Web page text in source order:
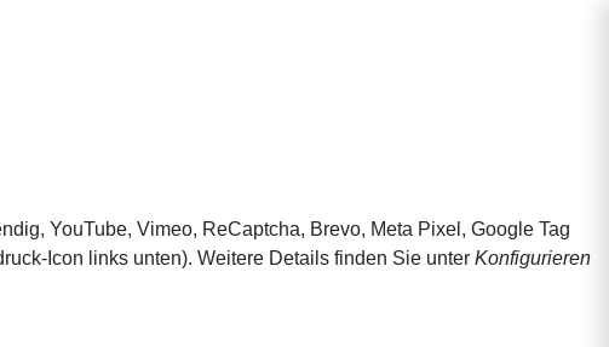
YouTube, Vimeo, ReCaptcha, Brevo, Meta Pixel, Google Tag
Icon links unten). Weitere Details finden Sie unter Konfigurieren